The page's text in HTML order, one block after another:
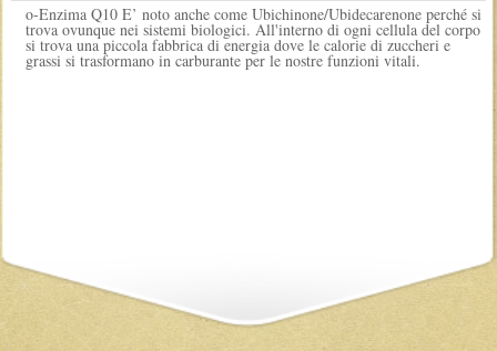
o-Enzima Q10 E’ noto anche come Ubichinone/Ubidecarenone perché si
trova ovunque nei sistemi biologici. All'interno di ogni cellula del corpo
si trova una piccola fabbrica di energia dove le calorie di zuccheri e
grassi si trasformano in carburante per le nostre funzioni vitali.